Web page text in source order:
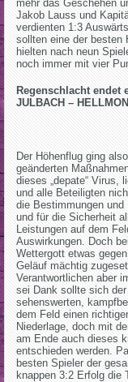
mehr das Geschehen
Jakob Lauss und
verdienten 1:3
sollten eine der besten
hielten nach neun
noch immer mit vier
Regenschlacht endet
JULBACH –
Der Höhenflug ging
geänderten
dieses „depate“ Virus,
und alle Beteiligten
die Bestimmungen
und für die Sicherheit
Leistungen auf dem
Auswirkungen. Doch
Wettergott etwas
Geläuf mächtig
Verantwortlichen aber
sei Dank sollte sich
sehenswerten,
dem Feld einen
Niederlage, doch mit
am Ende auch dieses
entschieden werden.
besten Spieler der
knappen 3:2 Erfolg die